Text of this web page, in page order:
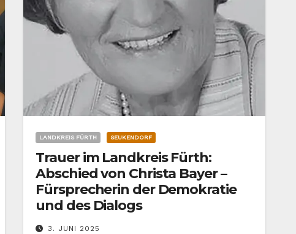
LANDKREIS FÜRTH SEUKENDORF
Trauer im Landkreis Fürth:
Abschied von Christa Bayer –
Fürsprecherin der Demokratie
und des Dialogs
3. JUNI 2025